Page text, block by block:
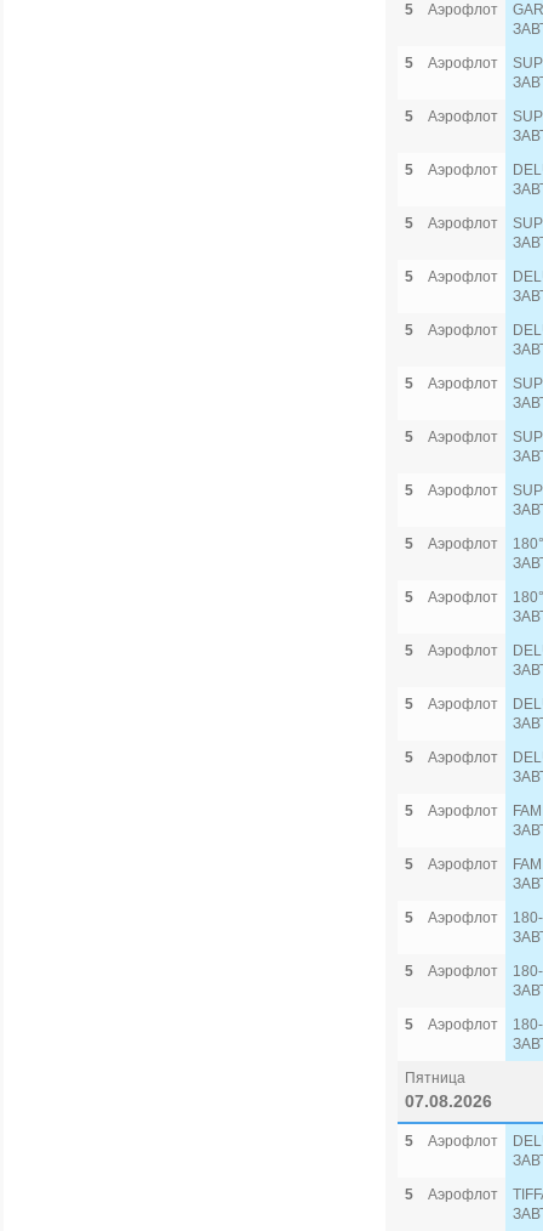
5
Аэрофлот
5
Аэрофлот
5
Аэрофлот
5
Аэрофлот
5
Аэрофлот
5
Аэрофлот
5
Аэрофлот
5
Аэрофлот
5
Аэрофлот
5
Аэрофлот
5
Аэрофлот
5
Аэрофлот
5
Аэрофлот
5
Аэрофлот
5
Аэрофлот
5
Аэрофлот
5
Аэрофлот
5
Аэрофлот
5
Аэрофлот
5
Аэрофлот
Пятница
07.08.2026
5 Аэрофлот
5
Аэрофлот